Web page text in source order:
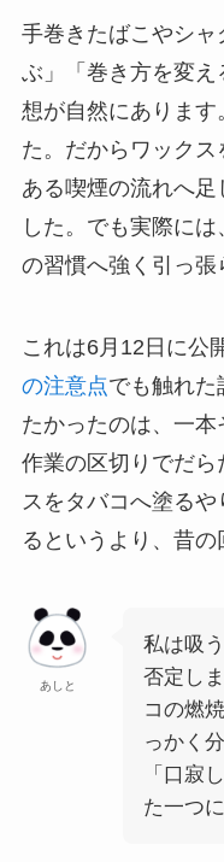
手巻きたばこやシ
ぶ」「巻き方を変
想が自然にあります
た。だからワック
ある喫煙の流れへ足
した。でも実際に
の習慣へ強く引っ張
これは6月12日に公
の注意点でも触れた
たかったのは、一
作業の区切りでだら
スをタバコへ塗る
るというより、昔の
あしと
私は吸
否定し
コの燃
っかく
「口寂
た一つ